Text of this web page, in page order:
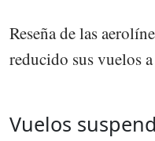
Reseña de las
reducido sus vuelos
Vuelos